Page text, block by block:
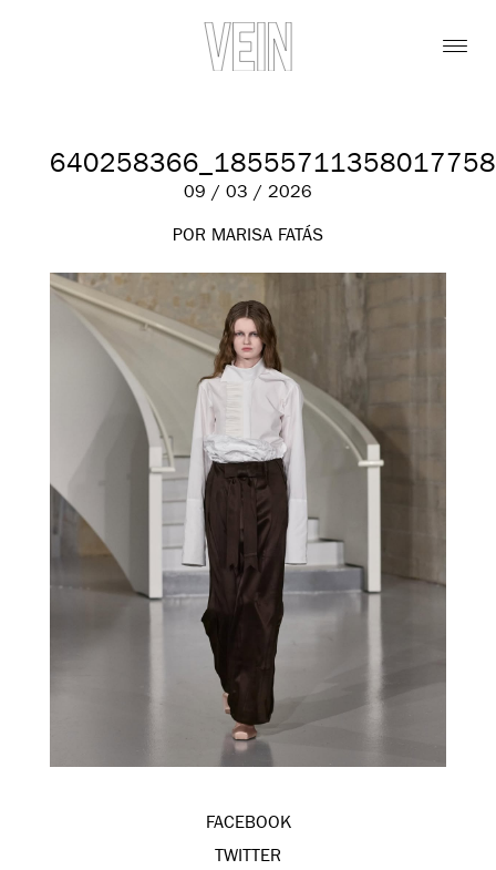
09 / 03 / 2026
POR MARISA FATÁS
FACEBOOK
TWITTER